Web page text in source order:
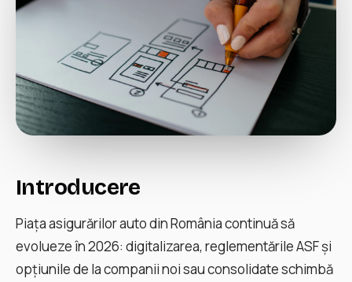
Introducere
Piața asigurărilor auto din România continuă să
evolueze în 2026: digitalizarea, reglementările ASF și
opțiunile de la companii noi sau consolidate schimbă